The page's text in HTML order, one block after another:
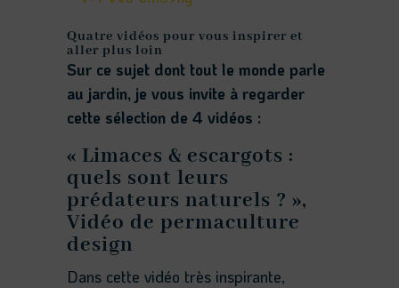
Quatre vidéos pour vous inspirer et
aller plus loin
Sur ce sujet dont tout le monde parle
au jardin, je vous invite à regarder
cette sélection de 4 vidéos :
« Limaces & escargots :
quels sont leurs
prédateurs naturels ? »,
Vidéo de permaculture
design
Dans cette vidéo très inspirante,